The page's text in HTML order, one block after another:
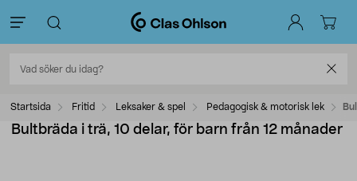
Startsida Fritid Leksaker & spel Pedagogisk & motorisk lek
Bultbräda i trä, 10 delar, för barn från 12 månader